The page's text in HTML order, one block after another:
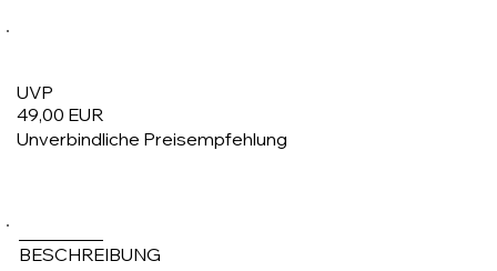
UVP
49,00 EUR
Unverbindliche Preisempfehlung
BESCHREIBUNG